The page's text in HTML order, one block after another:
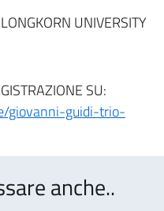
UNIVERSITY
SU:
giovanni-guidi-trio-
anche..